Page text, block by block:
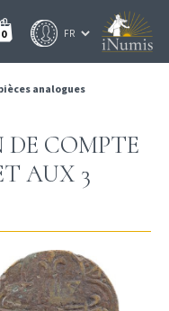
0
analogues
DE COMPTE
AUX 3